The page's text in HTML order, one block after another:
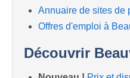
Annuaire de sites de
Offres d'emploi à
Découvrir